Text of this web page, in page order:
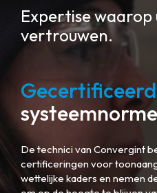
Expertise waarop
vertrouwen.
Gecertificeerd
De technici van Convergint
certificeringen voor
wettelijke kaders en nemen